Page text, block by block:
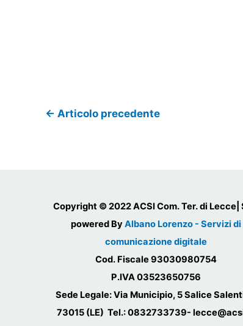
← Articolo precedente
Copyright © 2022 ACSI Com. Ter. di Lecce|
powered ByAlbano Lorenzo - Servizi di
comunicazione digitale
Cod. Fiscale 93030980754
P.IVA 03523650756
Sede Legale: Via Municipio, 5 Salice
73015 (LE) Tel.: 0832733739-